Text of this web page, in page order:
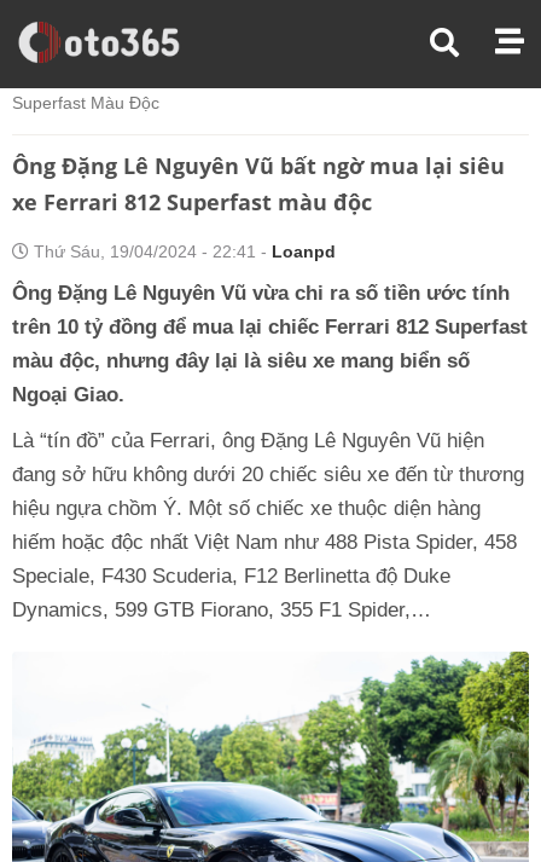
Trang Chủ
Thế Giới Xe
Superfast Màu Độc
Ông Đặng Lê Nguyên Vũ bất ngờ mua lại siêu
xe Ferrari 812 Superfast màu độc
Thứ Sáu, 19/04/2024 - 22:41 - Loanpd
Ông Đặng Lê Nguyên Vũ vừa chi ra số tiền ước tính
trên 10 tỷ đồng để mua lại chiếc Ferrari 812 Superfast
màu độc, nhưng đây lại là siêu xe mang biển số
Ngoại Giao.
Là “tín đồ” của Ferrari, ông Đặng Lê Nguyên Vũ hiện
đang sở hữu không dưới 20 chiếc siêu xe đến từ thương
hiệu ngựa chồm Ý. Một số chiếc xe thuộc diện hàng
hiếm hoặc độc nhất Việt Nam như 488 Pista Spider, 458
Speciale, F430 Scuderia, F12 Berlinetta độ Duke
Dynamics, 599 GTB Fiorano, 355 F1 Spider,…